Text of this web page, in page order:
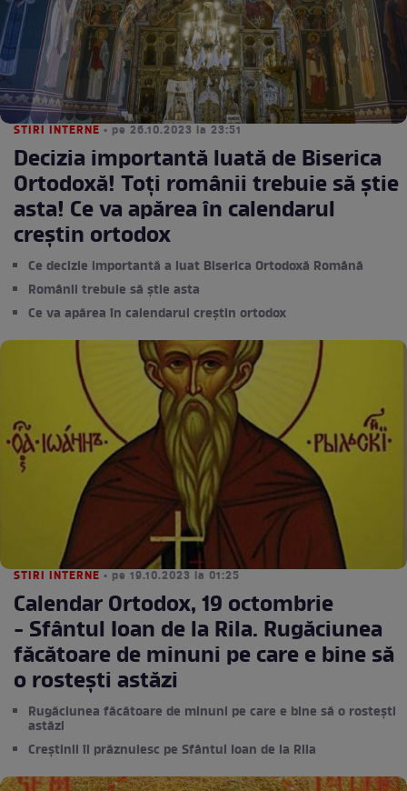
STIRI INTERNE • pe 26.10.2023 la 23:51
Decizia importantă luată de Biserica
Ortodoxă! Toți românii trebuie să știe
asta! Ce va apărea în calendarul
creștin ortodox
Ce decizie importantă a luat Biserica Ortodoxă Română
Românii trebuie să știe asta
Ce va apărea în calendarul creștin ortodox
STIRI INTERNE • pe 19.10.2023 la 01:25
Calendar Ortodox, 19 octombrie
- Sfântul Ioan de la Rila. Rugăciunea
făcătoare de minuni pe care e bine să
o rostești astăzi
Rugăciunea făcătoare de minuni pe care e bine să o rostești
astăzi
Creștinii îl prăznuiesc pe Sfântul Ioan de la Rila